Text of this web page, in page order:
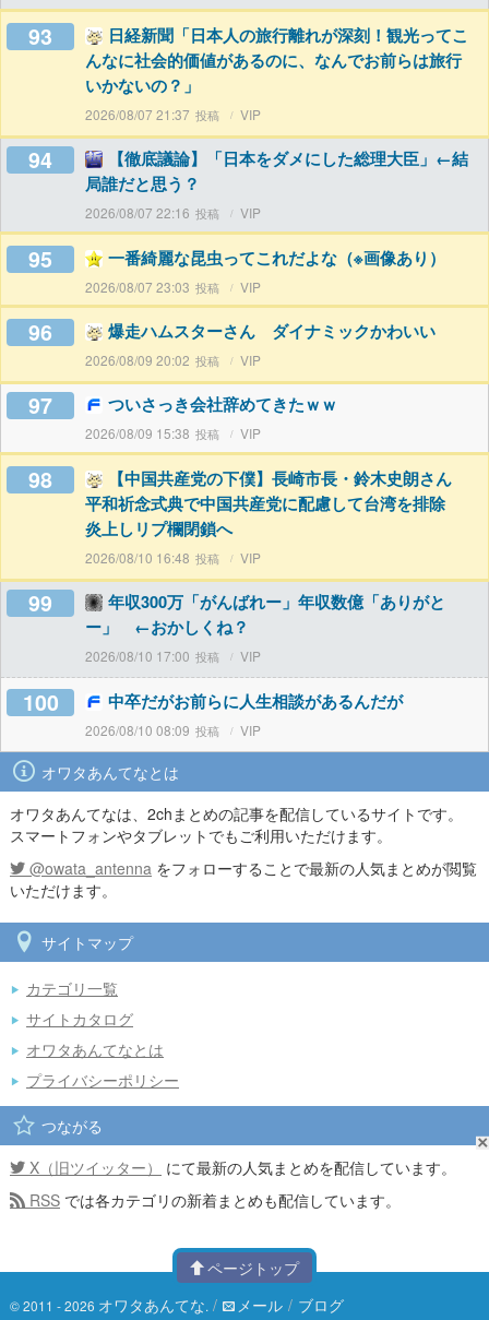
93
日経新聞「日本人の旅行離れが深刻！観光ってこ
んなに社会的価値があるのに、なんでお前らは旅行
いかないの？」
2026/08/07 21:37 VIP
94
【徹底議論】「日本をダメにした総理大臣」←結
局誰だと思う？
2026/08/07 22:16 VIP
95 一番綺麗な昆虫ってこれだよな（※画像あり）
2026/08/07 23:03 VIP
96 爆走ハムスターさん ダイナミックかわいい
2026/08/09 20:02 VIP
97 ついさっき会社辞めてきたｗｗ
2026/08/09 15:38 VIP
98
【中国共産党の下僕】長崎市長・鈴木史朗さん
平和祈念式典で中国共産党に配慮して台湾を排除
炎上しリプ欄閉鎖へ
2026/08/10 16:48 VIP
99
年収300万「がんばれー」年収数億「ありがと
ー」 ←おかしくね？
2026/08/10 17:00 VIP
100 中卒だがお前らに人生相談があるんだが
2026/08/10 08:09 VIP
オワタあんてなとは
オワタあんてなは、2chまとめの記事を配信しているサイトです。
スマートフォンやタブレットでもご利用いただけます。
@owata_antenna をフォローすることで最新の人気まとめが閲覧
いただけます。
サイトマップ
カテゴリ一覧
サイトカタログ
オワタあんてなとは
プライバシーポリシー
つながる
X（旧ツイッター）
にて最新の人気まとめを配信しています。
RSS では各カテゴリの新着まとめも配信しています。
ページトップ
© 2011 - 2026 オワタあんてな. / メール / ブログ